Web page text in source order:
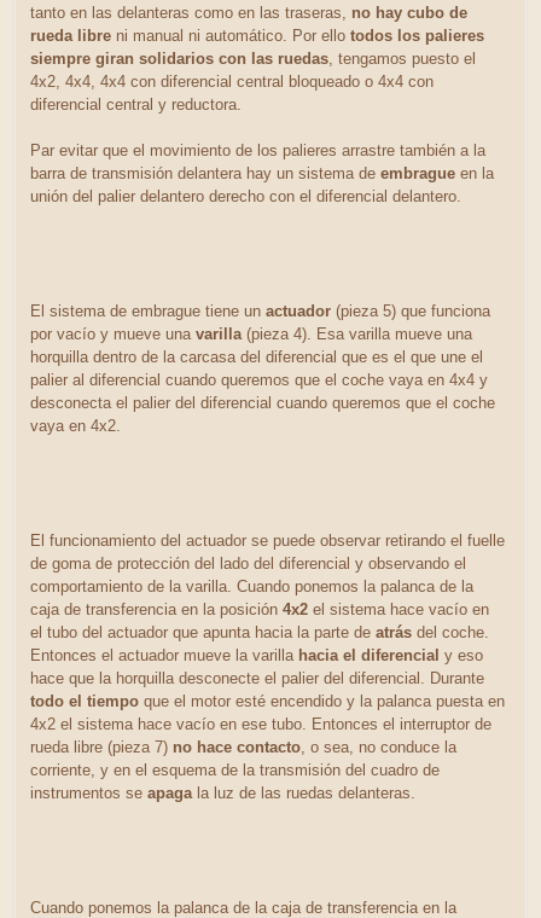
tanto en las delanteras como en las traseras, no hay cubo de
rueda libre ni manual ni automático. Por ello todos los palieres
siempre giran solidarios con las ruedas , tengamos puesto el
4x2, 4x4, 4x4 con diferencial central bloqueado o 4x4 con
diferencial central y reductora.
Par evitar que el movimiento de los palieres arrastre también a la
barra de transmisión delantera hay un sistema de embrague en la
unión del palier delantero derecho con el diferencial delantero.
El sistema de embrague tiene un actuador (pieza 5) que funciona
por vacío y mueve una varilla (pieza 4). Esa varilla mueve una
horquilla dentro de la carcasa del diferencial que es el que une el
palier al diferencial cuando queremos que el coche vaya en 4x4 y
desconecta el palier del diferencial cuando queremos que el coche
vaya en 4x2.
El funcionamiento del actuador se puede observar retirando el fuelle
de goma de protección del lado del diferencial y observando el
comportamiento de la varilla. Cuando ponemos la palanca de la
caja de transferencia en la posición 4x2 el sistema hace vacío en
el tubo del actuador que apunta hacia la parte de atrás del coche.
Entonces el actuador mueve la varilla hacia el diferencial y eso
hace que la horquilla desconecte el palier del diferencial. Durante
todo el tiempo que el motor esté encendido y la palanca puesta en
4x2 el sistema hace vacío en ese tubo. Entonces el interruptor de
rueda libre (pieza 7) no hace contacto , o sea, no conduce la
corriente, y en el esquema de la transmisión del cuadro de
instrumentos se apaga la luz de las ruedas delanteras.
Cuando ponemos la palanca de la caja de transferencia en la